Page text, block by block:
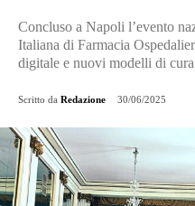
Concluso a Napoli l’evento
Italiana di Farmacia
digitale e nuovi modelli di cura
Scritto da Redazione 30/06/2025